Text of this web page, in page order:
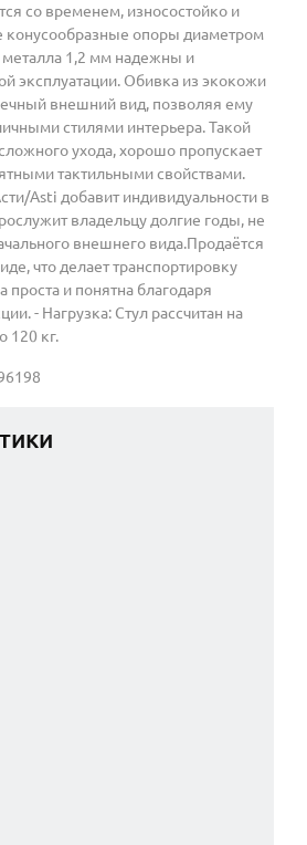
со временем, износостойко и
конусообразные опоры диаметром
1,2 мм надежны и
эксплуатации. Обивка из экокожи
внешний вид, позволяя ему
стилями интерьера. Такой
ухода, хорошо пропускает
тактильными свойствами.
Asti добавит индивидуальности в
владельцу долгие годы, не
внешнего вида.Продаётся
что делает транспортировку
проста и понятна благодаря
- Нагрузка: Стул рассчитан на
120 кг.